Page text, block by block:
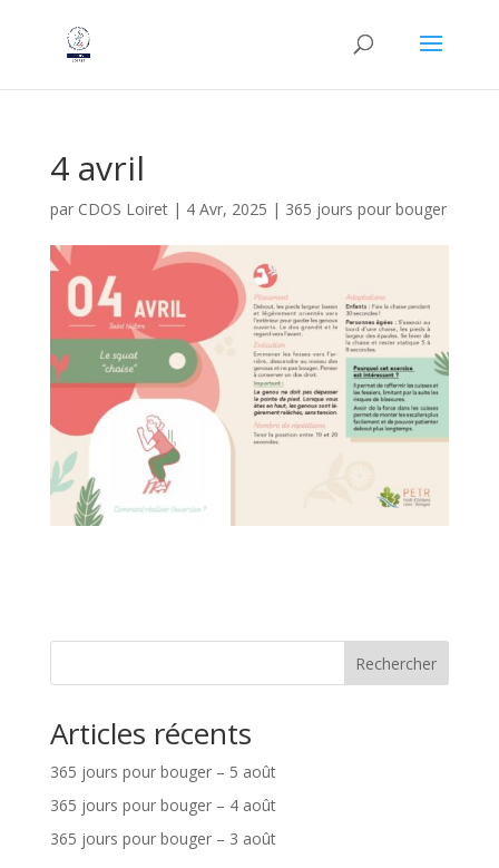
4 avril
par CDOS Loiret| 4 Avr, 2025 | 365 jours pour bouger
Rechercher
Articles récents
365 jours pour bouger – 5 août
365 jours pour bouger – 4 août
365 jours pour bouger – 3 août